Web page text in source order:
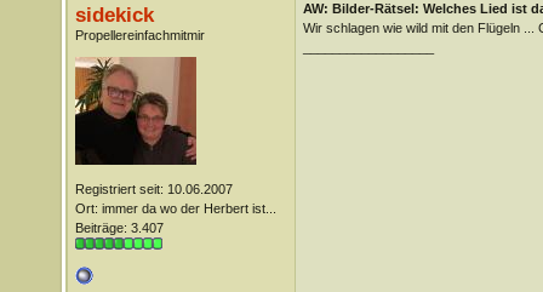
sidekick
Propellereinfachmitmir
Registriert seit: 10.06.2007
Ort: immer da wo der Herbert ist...
Beiträge: 3.407
AW: Bilder-Rätsel: Welches Lied ist
Wir schlagen wie wild mit den Flügeln ...